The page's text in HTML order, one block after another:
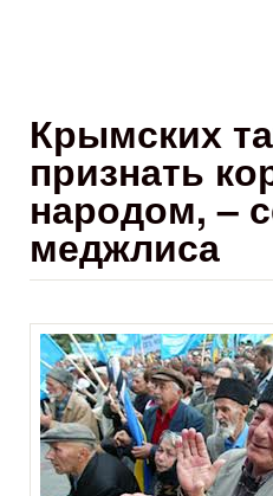
Крымских
признать
народом, –
меджлиса